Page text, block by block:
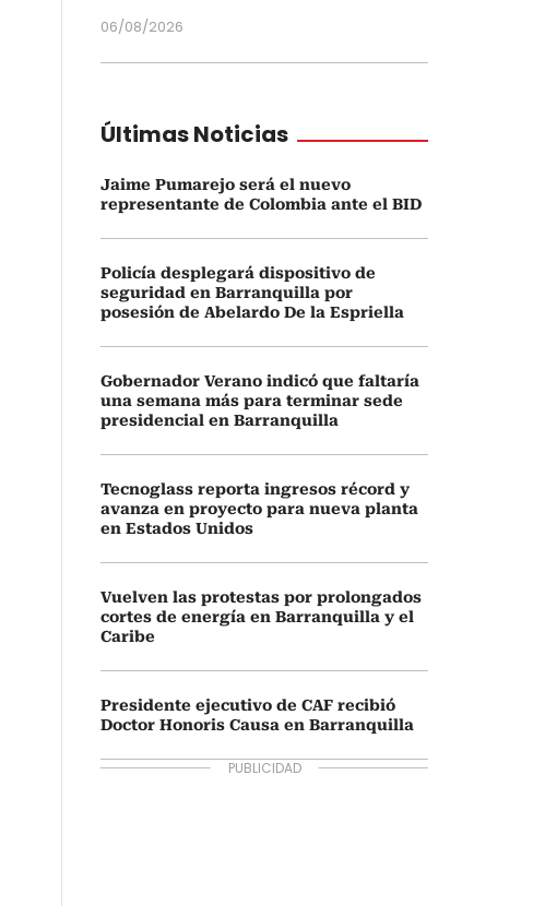
06/08/2026
Últimas Noticias
Jaime Pumarejo será el nuevo
representante de Colombia ante el BID
Policía desplegará dispositivo de
seguridad en Barranquilla por
posesión de Abelardo De la Espriella
Gobernador Verano indicó que faltaría
una semana más para terminar sede
presidencial en Barranquilla
Tecnoglass reporta ingresos récord y
avanza en proyecto para nueva planta
en Estados Unidos
Vuelven las protestas por prolongados
cortes de energía en Barranquilla y el
Caribe
Presidente ejecutivo de CAF recibió
Doctor Honoris Causa en Barranquilla